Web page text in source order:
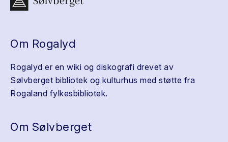
Om Rogalyd
Rogalyd er en wiki og diskografi drevet av
Sølvberget bibliotek og kulturhus med støtte fra
Rogaland fylkesbibliotek.
Om Sølvberget